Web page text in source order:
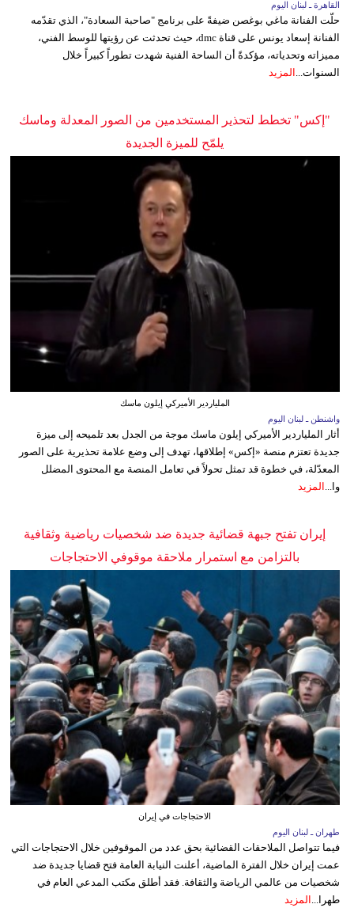
القاهرة ـ لبنان اليوم
حلّت الفنانة ماغي بوغصن ضيفةً على برنامج "صاحبة السعادة"، الذي تقدّمه
الفنانة إسعاد يونس على قناة dmc، حيث تحدثت عن رؤيتها للوسط الفني،
مميزاته وتحدياته، مؤكدةً أن الساحة الفنية شهدت تطوراً كبيراً خلال
السنوات...
المزيد
"إكس" تخطط لتحذير المستخدمين من الصور المعدلة وماسك
يلمّح للميزة الجديدة
الملياردير الأميركي إيلون ماسك
واشنطن ـ لبنان اليوم
أثار الملياردير الأميركي إيلون ماسك موجة من الجدل بعد تلميحه إلى ميزة
جديدة تعتزم منصة «إكس» إطلاقها، تهدف إلى وضع علامة تحذيرية على الصور
المعدّلة، في خطوة قد تمثل تحولاً في تعامل المنصة مع المحتوى المضلل
وا... المزيد
إيران تفتح جبهة قضائية جديدة ضد شخصيات رياضية وثقافية
بالتزامن مع استمرار ملاحقة موقوفي الاحتجاجات
الاحتجاجات في إيران
طهران ـ لبنان اليوم
فيما تتواصل الملاحقات القضائية بحق عدد من الموقوفين خلال الاحتجاجات التي
عمت إيران خلال الفترة الماضية، أعلنت النيابة العامة فتح قضايا جديدة ضد
شخصيات من عالمي الرياضة والثقافة. فقد أطلق مكتب المدعي العام في
طهرا... المزيد